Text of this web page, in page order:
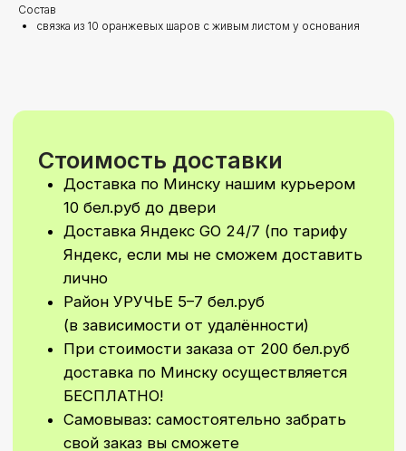
Состав
связка из 10 оранжевых шаров с живым листом у основания
Стоимость Заказа
руб без учета стоимости доставки
Минимальная сумма на самовывоз
Время доставки
Стандартное время для доставки с 9–
21
доставка рассчитывается
индивидуально)
Возможно согласование
индивидуального времени доставки
доставка по Минску осуществляется
БЕСПЛАТНО!